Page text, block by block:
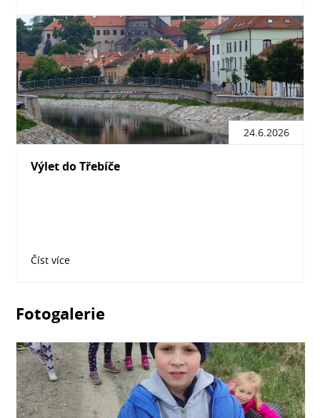
24.6.2026
Výlet do Třebíče
Číst více
Fotogalerie